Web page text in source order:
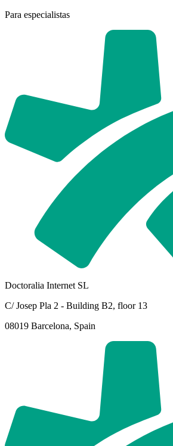
Para especialistas
Doctoralia Internet SL
C/ Josep Pla 2 - Building B2, floor 13
08019 Barcelona, Spain